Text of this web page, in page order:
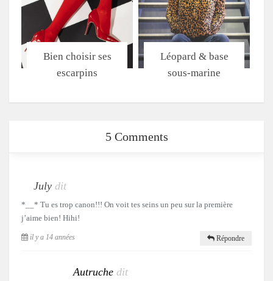
Bien choisir ses
escarpins
Léopard & base
sous-marine
5 Comments
July dit
*__* Tu es trop canon!!! On voit tes seins un peu sur la première
j’aime bien! Hihi!
il y a 14 années Répondre
Autruche dit